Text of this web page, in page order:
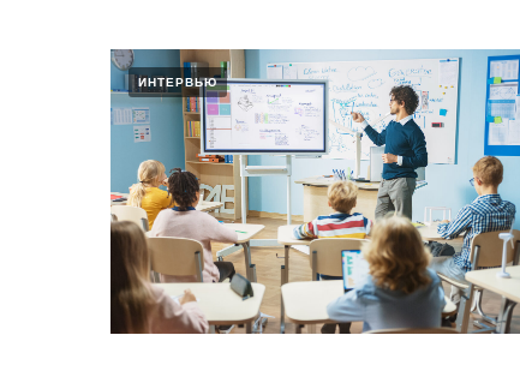
ИНТЕРВЬЮ